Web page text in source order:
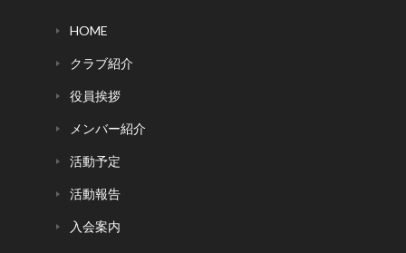
HOME
クラブ紹介
役員挨拶
メンバー紹介
活動予定
活動報告
入会案内